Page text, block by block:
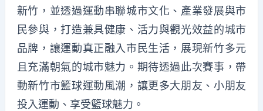
新竹，並透過運動串聯城市文化、產業發展與市
民參與，打造兼具健康、活力與觀光效益的城市
品牌，讓運動真正融入市民生活，展現新竹多元
且充滿朝氣的城市魅力。期待透過此次賽事，帶
動新竹市籃球運動風潮，讓更多大朋友、小朋友
投入運動、享受籃球魅力。